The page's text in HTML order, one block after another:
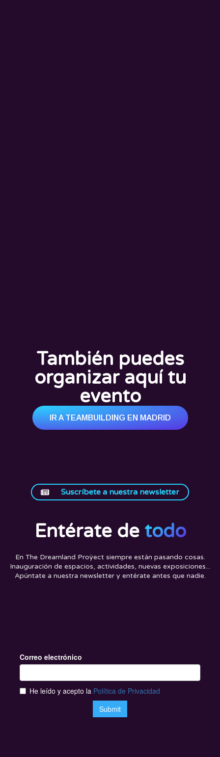
También puedes
organizar aquí tu
evento
IR A TEAMBUILDING EN MADRID
Suscríbete a nuestra newsletter
Entérate de todo
En The Dreamland Proÿect siempre están pasando cosas.
Inauguración de espacios, actividades, nuevas exposiciones...
Apúntate a nuestra newsletter y entérate antes que nadie.